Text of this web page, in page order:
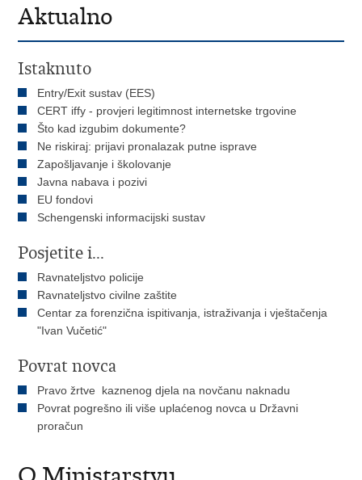
Aktualno
Istaknuto
Entry/Exit sustav (EES)
CERT iffy - provjeri legitimnost internetske trgovine
Što kad izgubim dokumente?
Ne riskiraj: prijavi pronalazak putne isprave
Zapošljavanje i školovanje
Javna nabava i pozivi
EU fondovi
Schengenski informacijski sustav
Posjetite i...
Ravnateljstvo policije
Ravnateljstvo civilne zaštite
Centar za forenzična ispitivanja, istraživanja i vještačenja
"Ivan Vučetić"
Povrat novca
Pravo žrtve kaznenog djela na novčanu naknadu
Povrat pogrešno ili više uplaćenog novca u Državni
proračun